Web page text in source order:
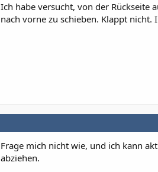
n
:
Ich habe versucht, von der Rückseite
nach vorne zu schieben. Klappt nicht.
Frage mich nicht wie, und ich kann
abziehen.